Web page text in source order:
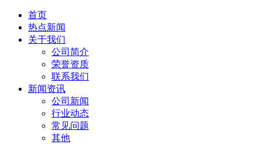
首页
热点新闻
关于我们
公司简介
荣誉资质
联系我们
新闻资讯
公司新闻
行业动态
常见问题
其他